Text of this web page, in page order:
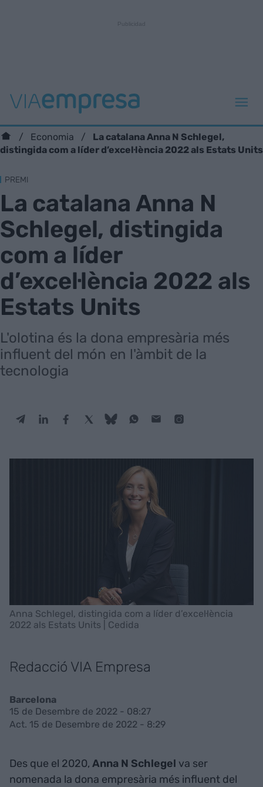
Economia
La catalana Anna N Schlegel,
distingida com a líder d’excel·lència 2022 als Estats Units
PREMI
La catalana Anna N
Schlegel, distingida
com a líder
d’excel·lència 2022 als
Estats Units
L'olotina és la dona empresària més
influent del món en l'àmbit de la
tecnologia
Anna Schlegel, distingida com a líder d’excel·lència
2022 als Estats Units | Cedida
Redacció VIA Empresa
Barcelona
15 de Desembre de 2022 - 08:27
Act. 15 de Desembre de 2022 - 8:29
Des que el 2020, Anna N Schlegel va ser
nomenada la dona empresària més influent del